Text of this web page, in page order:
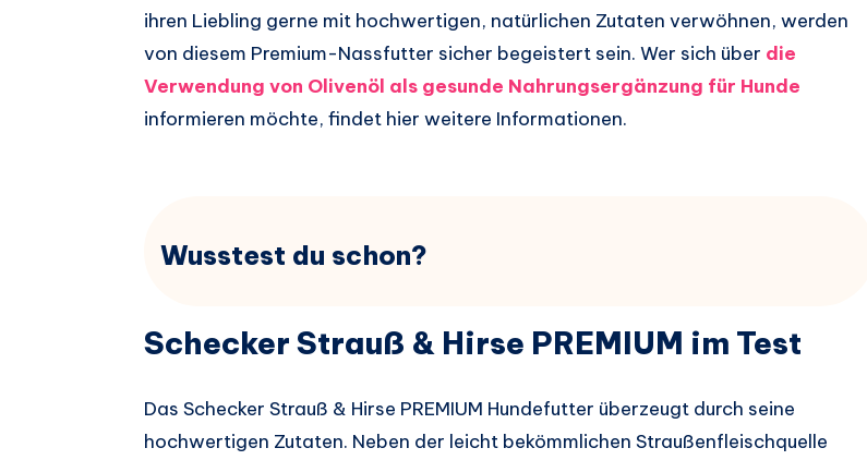
ihren Liebling gerne mit hochwertigen, natürlichen Zutaten verwöhnen, werden
von diesem Premium-Nassfutter sicher begeistert sein. Wer sich über die
Verwendung von Olivenöl als gesunde Nahrungsergänzung für Hunde
informieren möchte, findet hier weitere Informationen.
Wusstest du schon?
Schecker Strauß & Hirse PREMIUM im Test
Das Schecker Strauß & Hirse PREMIUM Hundefutter überzeugt durch seine
hochwertigen Zutaten. Neben der leicht bekömmlichen Straußenfleischquelle